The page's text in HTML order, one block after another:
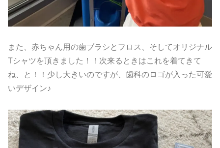
また、赤ちゃん用の歯ブラシとフロス、そしてオリジナル
Tシャツを頂きました！！次来るときはこれを着てきて
ね、と！！少し大きいのですが、歯科のロゴが入った可愛
いデザイン♪